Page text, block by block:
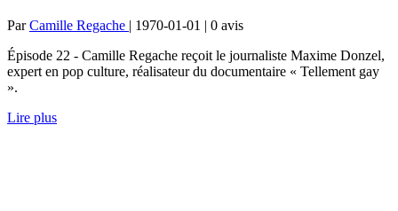
ParCamille Regache | 1970-01-01 | 0 avis
Épisode 22 - Camille Regache reçoit le journaliste Maxime Donzel,
expert en pop culture, réalisateur du documentaire « Tellement gay
».
Lire plus